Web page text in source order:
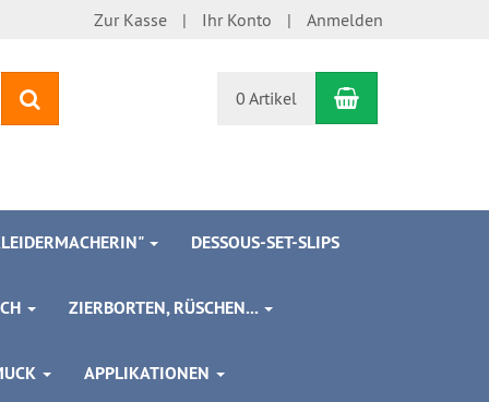
Zur Kasse Ihr Konto Anmelden
0 Artikel Warenkorb
DESSOUS-SET-SLIPS
ZIERBORTEN, RÜSCHEN...
APPLIKATIONEN